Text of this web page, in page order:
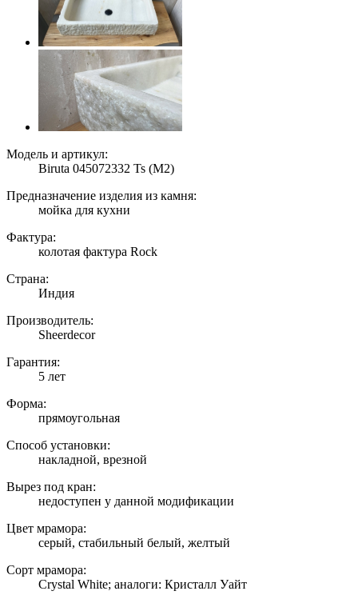
Модель и артикул:
Biruta 045072332 Ts (M2)
Предназначение изделия из камня:
мойка для кухни
Фактура:
колотая фактура Rock
Страна:
Индия
Производитель:
Sheerdecor
Гарантия:
5 лет
Форма:
прямоугольная
Способ установки:
накладной, врезной
Вырез под кран:
недоступен у данной модификации
Цвет мрамора:
серый, стабильный белый, желтый
Сорт мрамора:
Crystal White; аналоги: Кристалл Уайт